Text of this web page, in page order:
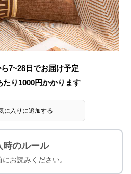
7~28日でお届け予定
たり 1000円かかります
に入りに追加する
時のルール
お読みください。